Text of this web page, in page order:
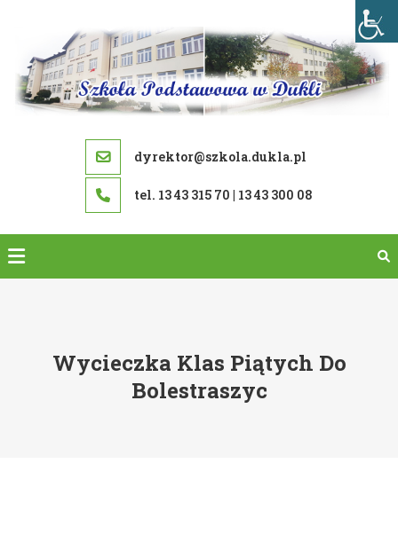
content
dyrektor@szkola.dukla.pl
tel. 13 43 315 70 | 13 43 300 08
Wycieczka Klas Piątych Do
Bolestraszyc